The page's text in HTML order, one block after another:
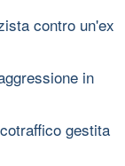
contro un'ex
in
gestita